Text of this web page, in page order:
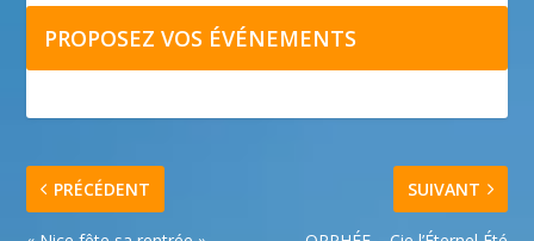
PROPOSEZ VOS ÉVÉNEMENTS
PRÉCÉDENT SUIVANT